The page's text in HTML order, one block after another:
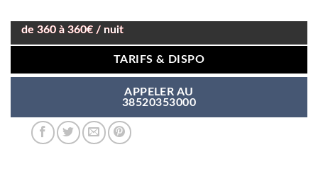
de 360 à 360€ / nuit
TARIFS & DISPO
APPELER AU
38520353000